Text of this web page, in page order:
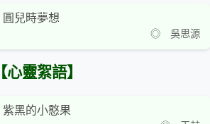
圓兒時夢想
◎ 吳思源
【心靈絮語】
紫黑的小憨果